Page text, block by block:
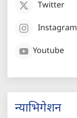
Twitter
Instagram
Youtube
न्याभिगेशन